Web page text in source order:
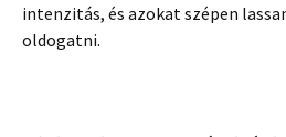
intenzitás, és azokat szépen
oldogatni.